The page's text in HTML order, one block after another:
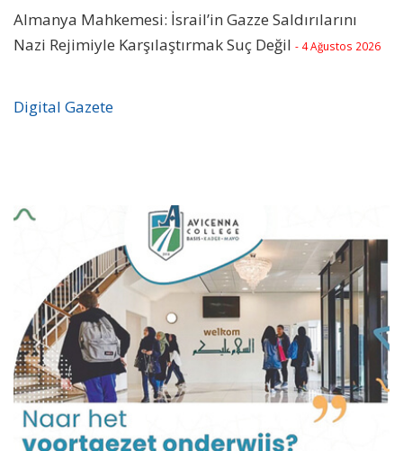
Almanya Mahkemesi: İsrail’in Gazze Saldırılarını
Nazi Rejimiyle Karşılaştırmak Suç Değil - 4 Ağustos 2026
Digital Gazete